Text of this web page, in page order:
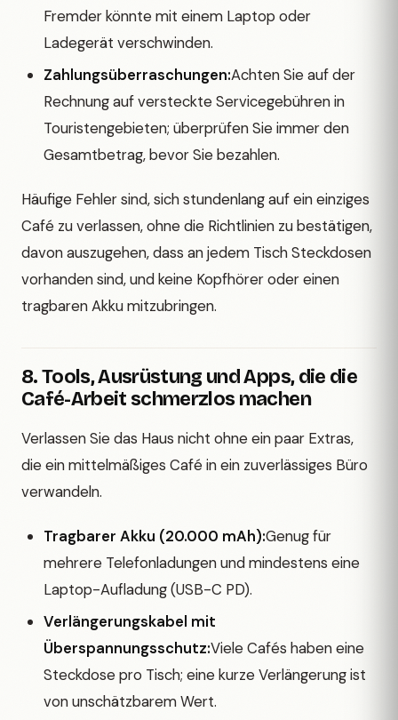
Fremder könnte mit einem Laptop oder
Ladegerät verschwinden.
Zahlungsüberraschungen:Achten Sie auf der
Rechnung auf versteckte Servicegebühren in
Touristengebieten; überprüfen Sie immer den
Gesamtbetrag, bevor Sie bezahlen.
Häufige Fehler sind, sich stundenlang auf ein einziges
Café zu verlassen, ohne die Richtlinien zu bestätigen,
davon auszugehen, dass an jedem Tisch Steckdosen
vorhanden sind, und keine Kopfhörer oder einen
tragbaren Akku mitzubringen.
8. Tools, Ausrüstung und Apps, die die
Café-Arbeit schmerzlos machen
Verlassen Sie das Haus nicht ohne ein paar Extras,
die ein mittelmäßiges Café in ein zuverlässiges Büro
verwandeln.
Tragbarer Akku (20.000 mAh):Genug für
mehrere Telefonladungen und mindestens eine
Laptop-Aufladung (USB-C PD).
Verlängerungskabel mit
Überspannungsschutz:Viele Cafés haben eine
Steckdose pro Tisch; eine kurze Verlängerung ist
von unschätzbarem Wert.